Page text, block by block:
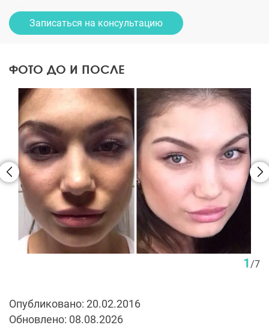
Записаться на консультацию
ФОТО ДО И ПОСЛЕ
1/7
Опубликовано: 20.02.2016
Обновлено: 08.08.2026